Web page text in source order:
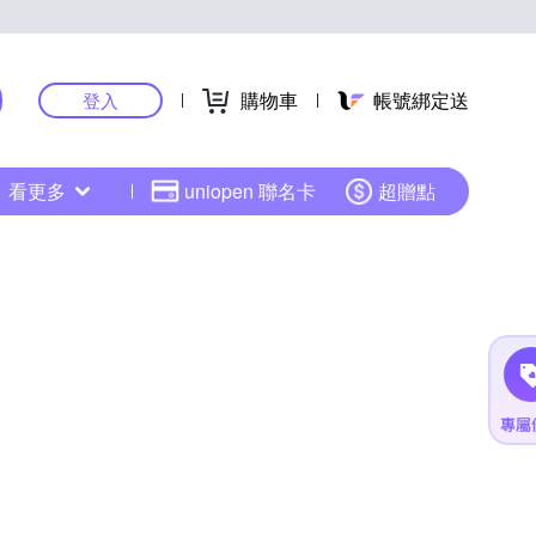
登入 購物車 帳號綁定送
看更多 uniopen 聯名卡 超贈點